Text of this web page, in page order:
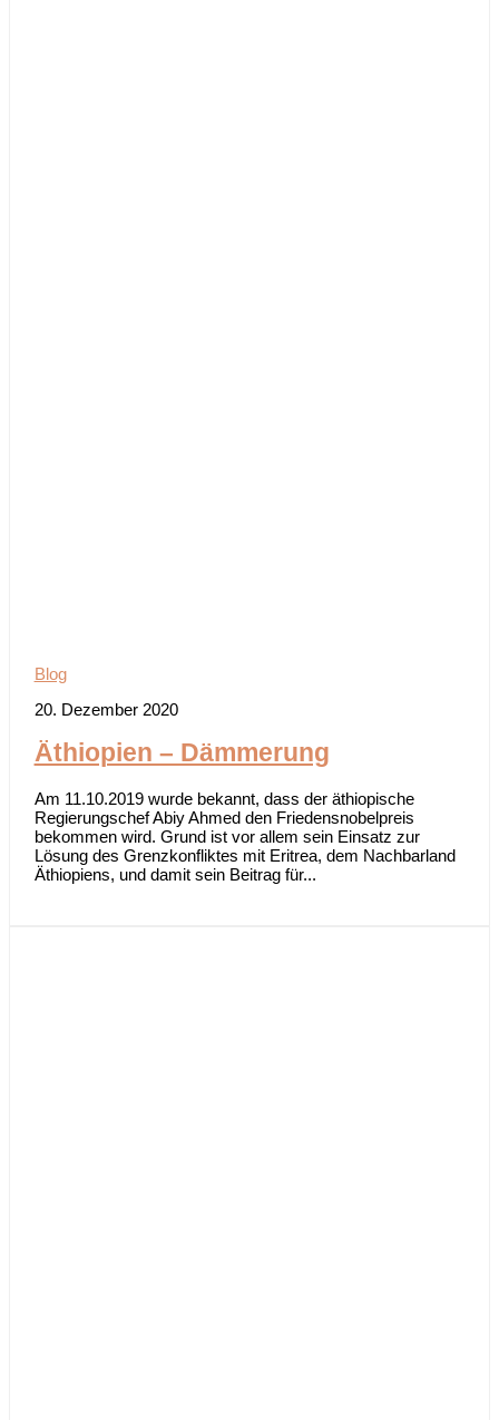
Blog
20. Dezember 2020
Äthiopien – Dämmerung
Am 11.10.2019 wurde bekannt, dass der äthiopische
Regierungschef Abiy Ahmed den Friedensnobelpreis
bekommen wird. Grund ist vor allem sein Einsatz zur
Lösung des Grenzkonfliktes mit Eritrea, dem Nachbarland
Äthiopiens, und damit sein Beitrag für...